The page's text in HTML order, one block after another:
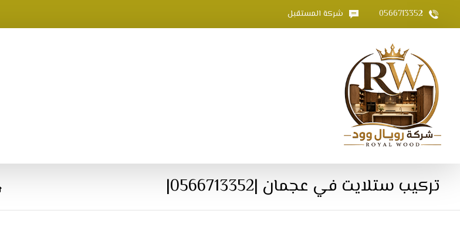
0566713352 شركة المستقبل
تركيب ستلايت في عجمان |0566713352|